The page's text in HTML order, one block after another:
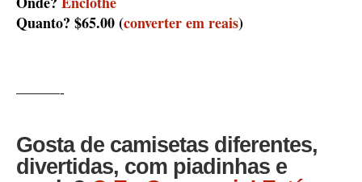
Quanto? $65.00 (converter em reais)
———-
Gosta de camisetas diferentes,
divertidas, com piadinhas e